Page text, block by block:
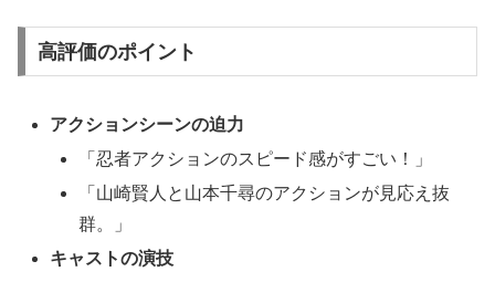
高評価のポイント
アクションシーンの迫力
「忍者アクションのスピード感がすごい！」
「山崎賢人と山本千尋のアクションが見応え抜
群。」
キャストの演技